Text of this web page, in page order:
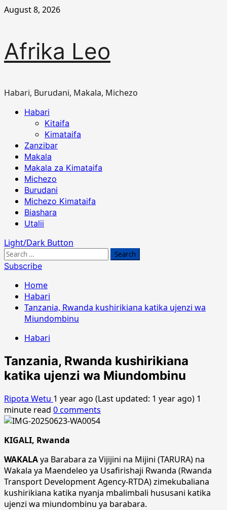
Skip
August 8, 2026
Afrika Leo
Habari, Burudani, Makala, Michezo
PrimaryHabari
Kitaifa
Kimataifa
Zanzibar
Makala
Makala za Kimataifa
Michezo
Burudani
Michezo Kimataifa
Biashara
Utalii
Light/Dark Button
Search
for:
Subscribe
Home
Habari
Tanzania, Rwanda kushirikiana katika ujenzi wa
Miundombinu
Habari
Tanzania, Rwanda kushirikiana
katika ujenzi wa Miundombinu
Ripota Wetu 1 year ago (Last updated: 1 year ago) 1
minute read 0 comments
KIGALI, Rwanda
WAKALAya Barabara za Vijijini na Mijini (TARURA) na
Wakala ya Maendeleo ya Usafirishaji Rwanda (Rwanda
Transport Development Agency-RTDA) zimekubaliana
kushirikiana katika nyanja mbalimbali hususani katika
ujenzi wa miundombinu ya barabara.